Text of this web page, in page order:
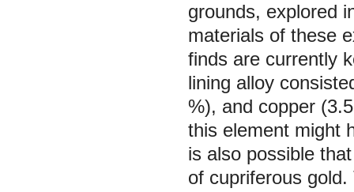
grounds, explored
materials of these
finds are currently
lining alloy
%), and copper
this element might
is also possible
of cupriferous